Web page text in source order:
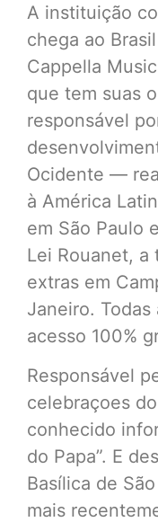
A instituição
chega ao
Cappella
que tem suas
responsável
Ocidente —
à América
em São Paulo
Lei Rouanet,
extras em
Janeiro.
acesso 100%
Responsável
celebraçoes
conhecido
do Papa”. E
Basílica de
mais